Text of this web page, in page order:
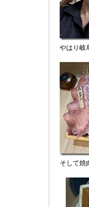
やはり岐
そして焼